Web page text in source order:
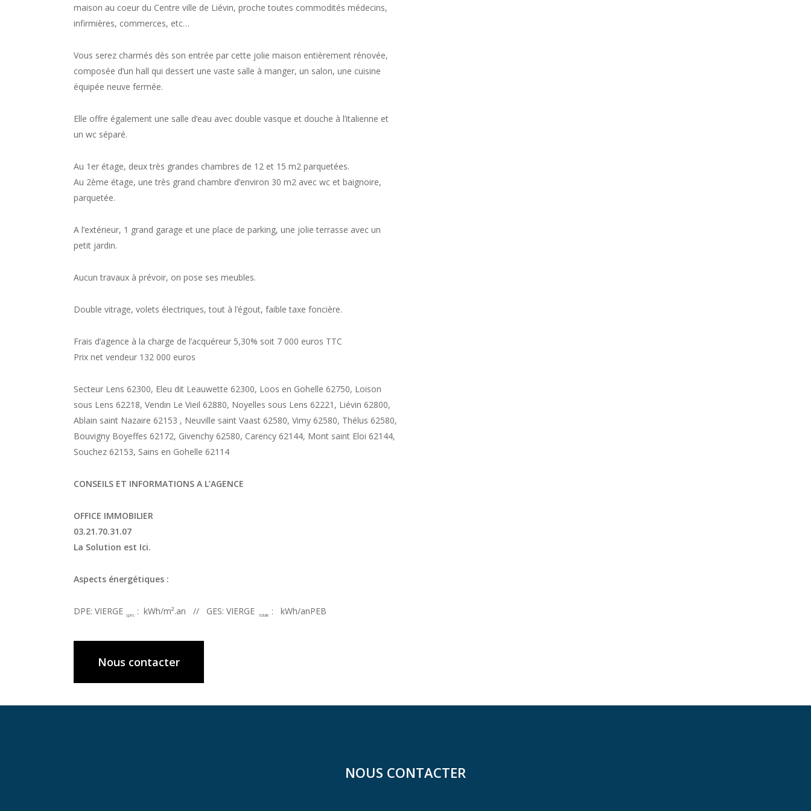
maison au coeur du Centre ville de Liévin, proche toutes commodités médecins,
infirmières, commerces, etc…
Vous serez charmés dès son entrée par cette jolie maison entièrement rénovée,
composée d’un hall qui dessert une vaste salle à manger, un salon, une cuisine
équipée neuve fermée.
Elle offre également une salle d’eau avec double vasque et douche à l’italienne et
un wc séparé.
Au 1er étage, deux très grandes chambres de 12 et 15 m2 parquetées.
Au 2ème étage, une très grand chambre d’environ 30 m2 avec wc et baignoire,
parquetée.
A l’extérieur, 1 grand garage et une place de parking, une jolie terrasse avec un
petit jardin.
Aucun travaux à prévoir, on pose ses meubles.
Double vitrage, volets électriques, tout à l’égout, faible taxe foncière.
Frais d’agence à la charge de l’acquéreur 5,30% soit 7 000 euros TTC
Prix net vendeur 132 000 euros
Secteur Lens 62300, Eleu dit Leauwette 62300, Loos en Gohelle 62750, Loison
sous Lens 62218, Vendin Le Vieil 62880, Noyelles sous Lens 62221, Liévin 62800,
Ablain saint Nazaire 62153 , Neuville saint Vaast 62580, Vimy 62580, Thélus 62580,
Bouvigny Boyeffes 62172, Givenchy 62580, Carency 62144, Mont saint Eloi 62144,
Souchez 62153, Sains en Gohelle 62114
CONSEILS ET INFORMATIONS A L’AGENCE
OFFICE IMMOBILIER
03.21.70.31.07
La Solution est Ici.
Aspects énergétiques :
DPE: VIERGE spec : kWh/m².an // GES: VIERGE totale : kWh/anPEB
Nous contacter
NOUS CONTACTER